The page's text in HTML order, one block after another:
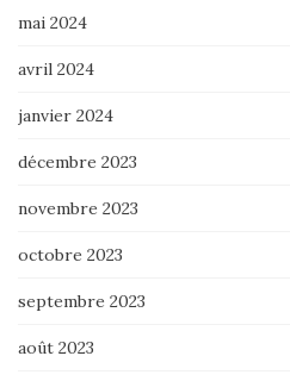
mai 2024
avril 2024
janvier 2024
décembre 2023
novembre 2023
octobre 2023
septembre 2023
août 2023